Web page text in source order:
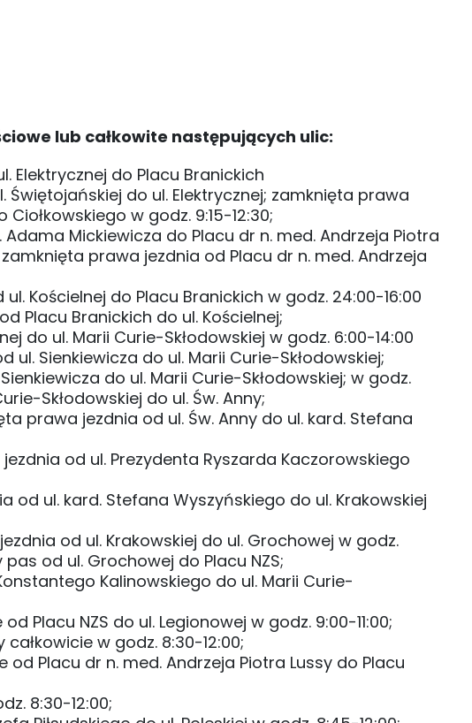
lub całkowite następujących ulic:
Elektrycznej do Placu Branickich
Świętojańskiej do ul. Elektrycznej; zamknięta prawa
w godz. 9:15-12:30;
Mickiewicza do Placu dr n. med. Andrzeja Piotra
prawa jezdnia od Placu dr n. med. Andrzeja
Kościelnej do Placu Branickich w godz. 24:00-16:00
Placu Branickich do ul. Kościelnej;
do ul. Marii Curie-Skłodowskiej w godz. 6:00-14:00
ul. Sienkiewicza do ul. Marii Curie-Skłodowskiej;
do ul. Marii Curie-Skłodowskiej; w godz.
Skłodowskiej do ul. Św. Anny;
prawa jezdnia od ul. Św. Anny do ul. kard. Stefana
od ul. Prezydenta Ryszarda Kaczorowskiego
ul. kard. Stefana Wyszyńskiego do ul. Krakowskiej
od ul. Krakowskiej do ul. Grochowej w godz.
pas od ul. Grochowej do Placu NZS;
Kalinowskiego do ul. Marii Curie-
Placu NZS do ul. Legionowej w godz. 9:00-11:00;
w godz. 8:30-12:00;
Placu dr n. med. Andrzeja Piotra Lussy do Placu
8:30-12:00;